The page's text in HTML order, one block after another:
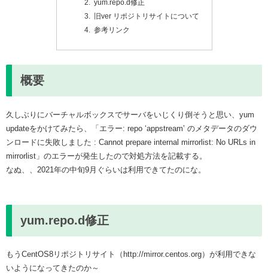
yum.repo.d修正
旧ver リポジトリサイトについて
参考リンク
概要
久しぶりにバーチャルボックスでサーバをいじくり倒そうと思い、yum
updateをかけてみたら、「エラー: repo ‘appstream’ のメタデータのダウ
ンロードに失敗しました : Cannot prepare internal mirrorlist: No URLs in
mirrorlist」のエラーが発生したので対処方法を記載する。
なぬ、、2021年の中旬9月ぐらいは利用できてたのにな。
yum.repo.d修正
もうCentOS8リポジトリサイト（http://mirror.centos.org）が利用できな
いようになってきたのか～